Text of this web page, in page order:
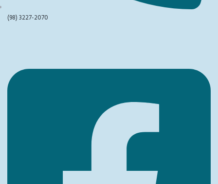
(98) 3227-2070